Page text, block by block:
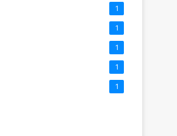
1
1
1
1
1